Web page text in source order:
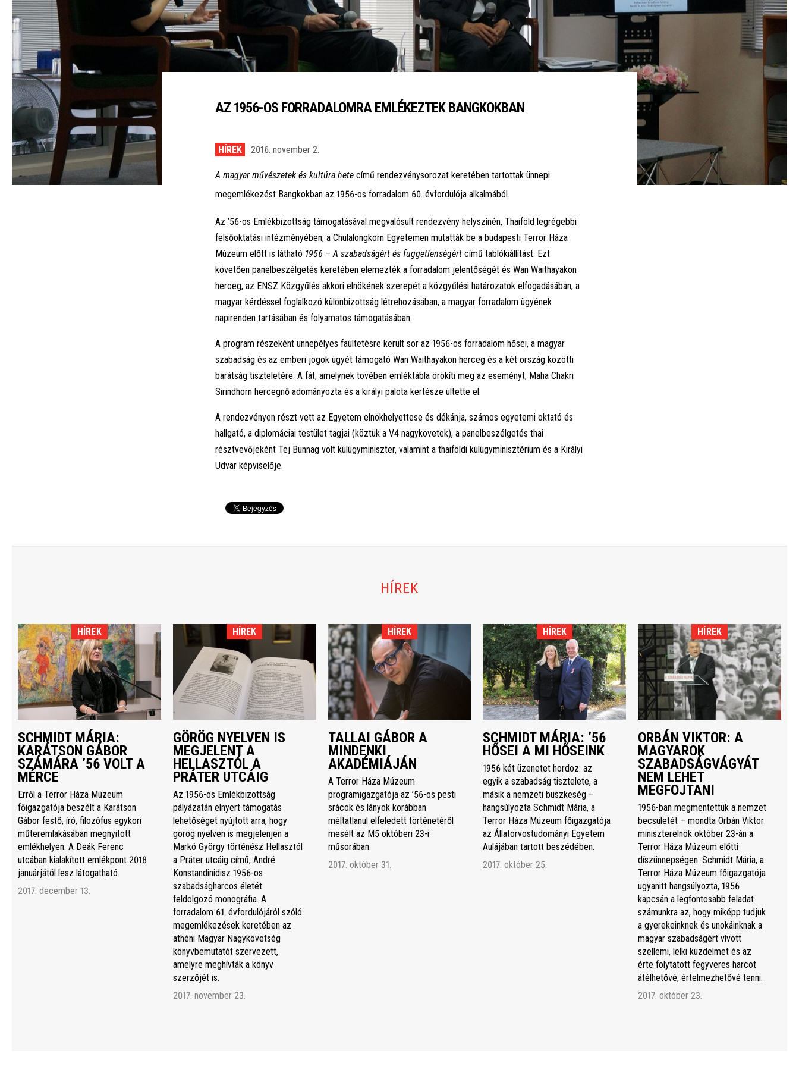
AZ 1956-OS FORRADALOMRA EMLÉKEZTEK BANGKOKBAN
HÍREK 2016. november 2.
A magyar művészetek és kultúra hete című rendezvénysorozat keretében tartottak ünnepi
megemlékezést Bangkokban az 1956-os forradalom 60. évfordulója alkalmából.
Az ’56-os Emlékbizottság támogatásával megvalósult rendezvény helyszínén, Thaiföld legrégebbi
felsőoktatási intézményében, a Chulalongkorn Egyetemen mutatták be a budapesti Terror Háza
Múzeum előtt is látható 1956 – A szabadságért és függetlenségért című tablókiállítást. Ezt
követően panelbeszélgetés keretében elemezték a forradalom jelentőségét és Wan Waithayakon
herceg, az ENSZ Közgyűlés akkori elnökének szerepét a közgyűlési határozatok elfogadásában, a
magyar kérdéssel foglalkozó különbizottság létrehozásában, a magyar forradalom ügyének
napirenden tartásában és folyamatos támogatásában.
A program részeként ünnepélyes faültetésre került sor az 1956-os forradalom hősei, a magyar
szabadság és az emberi jogok ügyét támogató Wan Waithayakon herceg és a két ország közötti
barátság tiszteletére. A fát, amelynek tövében emléktábla örökíti meg az eseményt, Maha Chakri
Sirindhorn hercegnő adományozta és a királyi palota kertésze ültette el.
A rendezvényen részt vett az Egyetem elnökhelyettese és dékánja, számos egyetemi oktató és
hallgató, a diplomáciai testület tagjai (köztük a V4 nagykövetek), a panelbeszélgetés thai
résztvevőjeként Tej Bunnag volt külügyminiszter, valamint a thaiföldi külügyminisztérium és a Királyi
Udvar képviselője.
HÍREK
HÍREK
SCHMIDT MÁRIA:
KARÁTSON GÁBOR
SZÁMÁRA ’56 VOLT A
MÉRCE
Erről a Terror Háza Múzeum
főigazgatója beszélt a Karátson
Gábor festő, író, filozófus egykori
műteremlakásában megnyitott
emlékhelyen. A Deák Ferenc
utcában kialakított emlékpont 2018
januárjától lesz látogatható.
2017. december 13.
HÍREK
GÖRÖG NYELVEN IS
MEGJELENT A
HELLASZTÓL A
PRÁTER UTCÁIG
Az 1956-os Emlékbizottság
pályázatán elnyert támogatás
lehetőséget nyújtott arra, hogy
görög nyelven is megjelenjen a
Markó György történész Hellasztól
a Práter utcáig című, André
Konstandinidisz 1956-os
szabadságharcos életét
feldolgozó monográfia. A
forradalom 61. évfordulójáról szóló
megemlékezések keretében az
athéni Magyar Nagykövetség
könyvbemutatót szervezett,
amelyre meghívták a könyv
szerzőjét is.
2017. november 23.
HÍREK
TALLAI GÁBOR A
MINDENKI
AKADÉMIÁJÁN
A Terror Háza Múzeum
programigazgatója az ’56-os pesti
srácok és lányok korábban
méltatlanul elfeledett történetéről
mesélt az M5 októberi 23-i
műsorában.
2017. október 31.
HÍREK
SCHMIDT MÁRIA: ’56
HŐSEI A MI HŐSEINK
1956 két üzenetet hordoz: az
egyik a szabadság tisztelete, a
másik a nemzeti büszkeség –
hangsúlyozta Schmidt Mária, a
Terror Háza Múzeum főigazgatója
az Állatorvostudományi Egyetem
Aulájában tartott beszédében.
2017. október 25.
HÍREK
ORBÁN VIKTOR: A
MAGYAROK
SZABADSÁGVÁGYÁT
NEM LEHET
MEGFOJTANI
1956-ban megmentettük a nemzet
becsületét – mondta Orbán Viktor
miniszterelnök október 23-án a
Terror Háza Múzeum előtti
díszünnepségen. Schmidt Mária, a
Terror Háza Múzeum főigazgatója
ugyanitt hangsúlyozta, 1956
kapcsán a legfontosabb feladat
számunkra az, hogy miképp tudjuk
a gyerekeinknek és unokáinknak a
magyar szabadságért vívott
szellemi, lelki küzdelmet és az
érte folytatott fegyveres harcot
átélhetővé, értelmezhetővé tenni.
2017. október 23.